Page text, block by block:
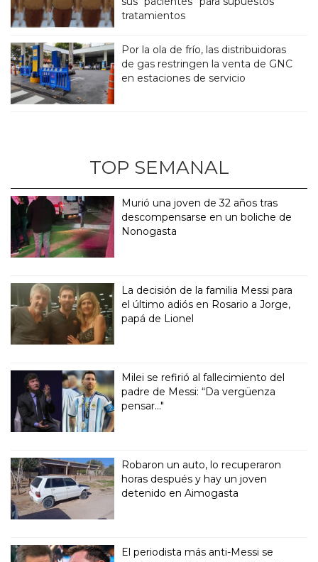
tratamientos
Por la ola de frío, las distribuidoras
de gas restringen la venta de GNC
en estaciones de servicio
TOP SEMANAL
Murió una joven de 32 años tras
descompensarse en un boliche de
Nonogasta
La decisión de la familia Messi para
el último adiós en Rosario a Jorge,
papá de Lionel
Milei se refirió al fallecimiento del
padre de Messi: “Da vergüenza
pensar..."
Robaron un auto, lo recuperaron
horas después y hay un joven
detenido en Aimogasta
El periodista más anti-Messi se